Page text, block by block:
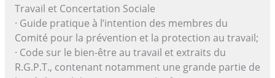
Travail et Concertation Sociale
· Guide pratique à l’intention des membres du
Comité pour la prévention et la protection au travail;
· Code sur le bien-être au travail et extraits du
R.G.P.T., contenant notamment une grande partie de